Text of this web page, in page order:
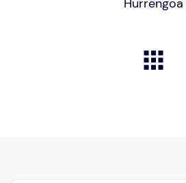
Hurrengoa